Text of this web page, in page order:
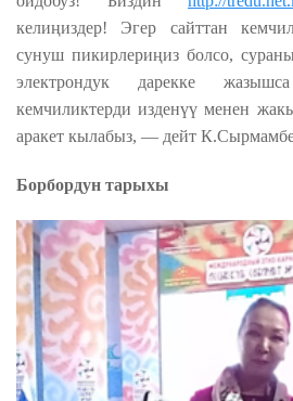
келиңиздер! Эгер сайттан
сунуш пикирлериңиз болсо,
электрондук дарекке
кемчиликтерди изденүү менен
аракет кылабыз, — дейт
Борбордун тарыхы